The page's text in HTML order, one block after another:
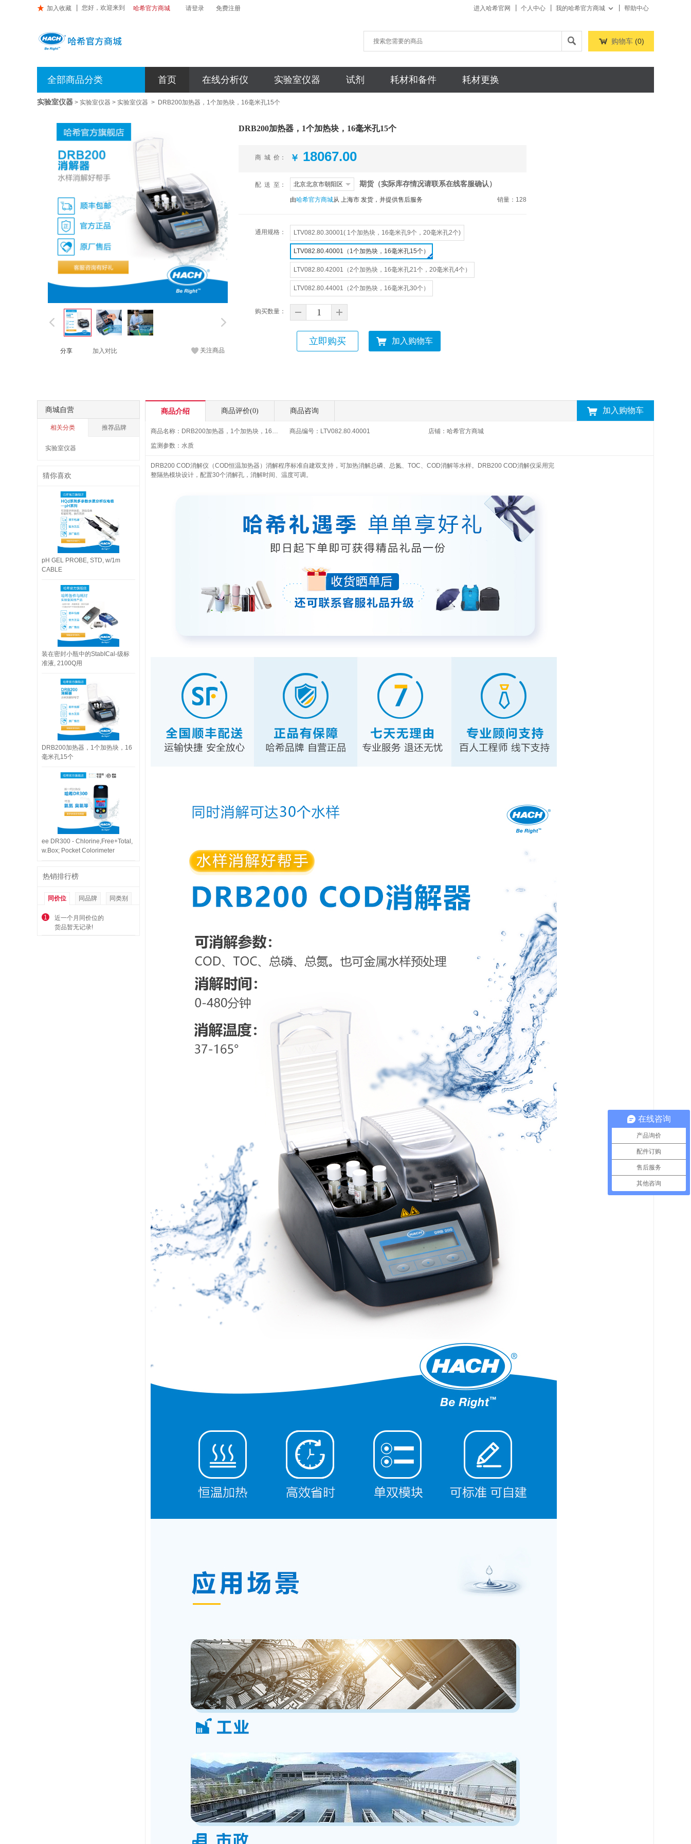
 加入收藏 您好，欢迎来到 哈希官方商城 请登录 免费注册 进入哈希官网 个人中心 我的哈希官方商城  帮助中心
希
商
城
 购物车 (0)

首页 在线分析仪 实验室仪器 试剂 耗材和备件 耗材更换
全部商品分类
实验室仪器 > 实验室仪器 > 实验室仪器 > DRB200加热器，1个加热块，16毫米孔15个
分享 加入对比 关注商品
DRB200加热器，1个加热块，16毫米孔15个
商 城 价 ： ￥ 18067.00
配 送 至 ： 北京北京市朝阳区 期货（实际库存情况请联系在线客服确认）
由哈希官方商城从 上海市 发货，并提供售后服务 销量：128
通用规格 ： LTV082.80.30001( 1个加热块，16毫米孔9个，20毫米孔2个)
LTV082.80.40001（1个加热块，16毫米孔15个）
LTV082.80.42001（2个加热块，16毫米孔21个，20毫米孔4个）
LTV082.80.44001（2个加热块，16毫米孔30个）
购买数量 ：
立即购买 加入购物车
商品介绍 商品评价(0) 商品咨询 加入购物车
商品名称：DRB200加热器，1个加热块，16毫米孔15个 商品编号：LTV082.80.40001 店铺： 哈希官方商城
监测参数：水质
DRB200 COD消解仪（COD恒温加热器）消解程序标准自建双支持，可加热消解总磷、总氮、TOC、COD消解等水样。DRB200 COD消解仪采用完
整隔热模块设计，配置30个消解孔，消解时间、温度可调。
商城自营
相关分类 推荐品牌
实验室仪器
猜你喜欢
pH GEL PROBE, STD, w/1m
CABLE
装在密封小瓶中的StabICal-级标
准液, 2100Q用
DRB200加热器，1个加热块，16
毫米孔15个
ee DR300 - Chlorine,Free+Total,
w.Box; Pocket Colorimeter
热销排行榜
同价位 同品牌 同类别
1
近一个月同价位的
货品暂无记录!
在线咨询
产品询价
配件订购
售后服务
其他咨询